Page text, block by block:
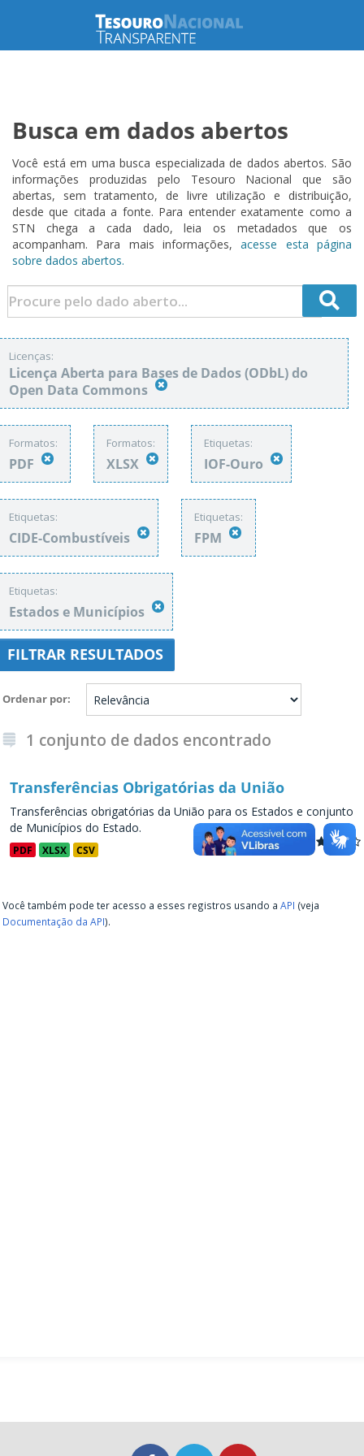
Busca em dados abertos
Você está em uma busca especializada de dados abertos. São
informações produzidas pelo Tesouro Nacional que são
abertas, sem tratamento, de livre utilização e distribuição,
desde que citada a fonte. Para entender exatamente como a
STN chega a cada dado, leia os metadados que os
acompanham. Para mais informações,acesse esta página
sobre dados abertos.
Licenças:
Licença Aberta para Bases de Dados (ODbL) do
Open Data Commons
Formatos:
PDF
Formatos:
XLSX
Etiquetas:
IOF-Ouro
Etiquetas:
CIDE-Combustíveis
Etiquetas:
FPM
Etiquetas:
Estados e Municípios
FILTRAR RESULTADOS
Ordenar por
1 conjunto de dados encontrado
Transferências Obrigatórias da União
Transferências obrigatórias da União para os Estados e conjunto
de Municípios do Estado.
PDF XLSX CSV
Você também pode ter acesso a esses registros usando a API (veja
Documentação da API).